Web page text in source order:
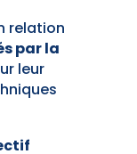
relation
par la
leur